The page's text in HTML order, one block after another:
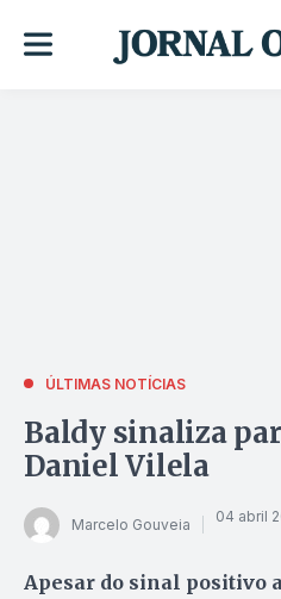
ÚLTIMAS NOTÍCIAS
Baldy sinaliza
Daniel Vilela
Marcelo Gouveia 04 abril
Apesar do sinal positivo